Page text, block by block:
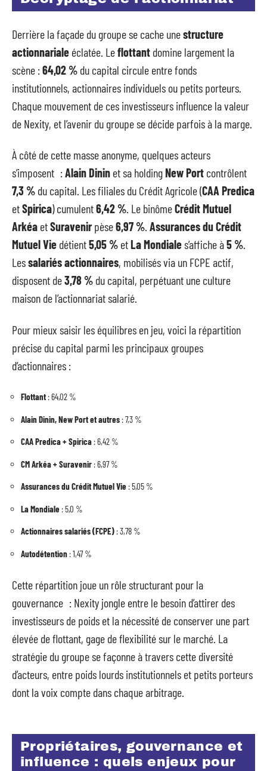
Derrière la façade du groupe se cache unestructure
actionnariale éclatée. Leflottant domine largement la
scène :64,02 % du capital circule entre fonds
institutionnels, actionnaires individuels ou petits porteurs.
Chaque mouvement de ces investisseurs influence la valeur
de Nexity, et l’avenir du groupe se décide parfois à la marge.
À côté de cette masse anonyme, quelques acteurs
s’imposent :Alain Dinin et sa holdingNew Port contrôlent
7,3 % du capital. Les filiales du Crédit Agricole (CAA Predica
etSpirica) cumulent6,42 %. Le binômeCrédit Mutuel
Arkéa etSuravenirpèse6,97 %. Assurances du Crédit
Mutuel Vie détient5,05 % etLa Mondiales’affiche à5 %.
Lessalariés actionnaires, mobilisés via un FCPE actif,
disposent de3,78 % du capital, perpétuant une culture
maison de l’actionnariat salarié.
Pour mieux saisir les équilibres en jeu, voici la répartition
précise du capital parmi les principaux groupes
d’actionnaires :
Flottant : 64,02 %
Alain Dinin, New Port et autres : 7,3 %
CAA Predica + Spirica : 6,42 %
CM Arkéa + Suravenir : 6,97 %
Assurances du Crédit Mutuel Vie : 5,05 %
La Mondiale : 5,0 %
Actionnaires salariés (FCPE) : 3,78 %
Autodétention : 1,47 %
Cette répartition joue un rôle structurant pour la
gouvernance : Nexity jongle entre le besoin d’attirer des
investisseurs de poids et la nécessité de conserver une part
élevée de flottant, gage de flexibilité sur le marché. La
stratégie du groupe se façonne à travers cette diversité
d’acteurs, entre poids lourds institutionnels et petits porteurs
dont la voix compte dans chaque arbitrage.
Propriétaires, gouvernance et
influence : quels enjeux pour